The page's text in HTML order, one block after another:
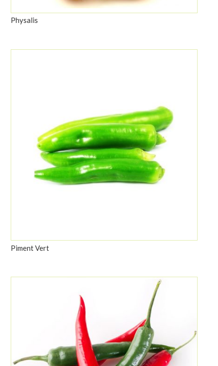
Physalis
Piment Vert